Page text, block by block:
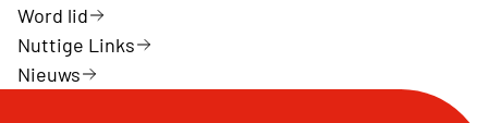
Word lid
Nuttige Links
Nieuws